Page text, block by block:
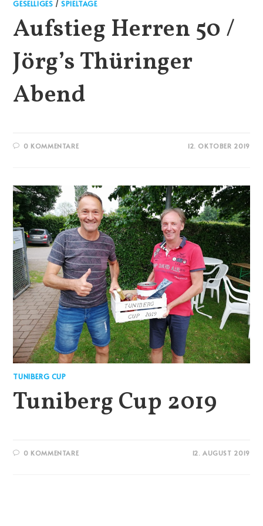
GESELLIGES /SPIELTAGE
Aufstieg Herren 50 /
Jörg’s Thüringer
Abend
0 KOMMENTARE 12. OKTOBER 2019
TUNIBERG CUP
Tuniberg Cup 2019
0 KOMMENTARE 12. AUGUST 2019